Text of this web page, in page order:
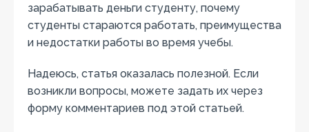
зарабатывать деньги студенту, почему
студенты стараются работать, преимущества
и недостатки работы во время учебы.
Надеюсь, статья оказалась полезной. Если
возникли вопросы, можете задать их через
форму комментариев под этой статьей.